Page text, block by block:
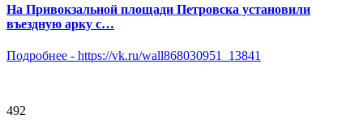
На Привокзальной площади Петровска установили
въездную арку с…
Подробнее - https://vk.ru/wall868030951_13841
492